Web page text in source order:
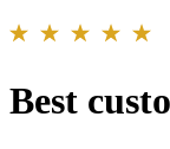
Best